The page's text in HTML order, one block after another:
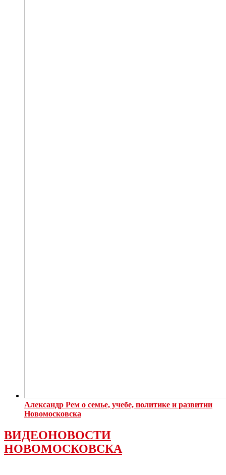
Александр Рем о семье, учебе, политике и развитии
Новомосковска
ВИДЕОНОВОСТИ
НОВОМОСКОВСКА